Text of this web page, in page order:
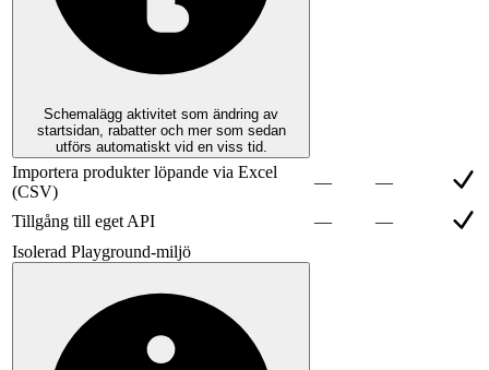
Schemalägg aktivitet som ändring av
startsidan, rabatter och mer som sedan
utförs automatiskt vid en viss tid.
Importera produkter löpande via Excel
(CSV)
— —
Tillgång till eget API —
—
Isolerad Playground-miljö